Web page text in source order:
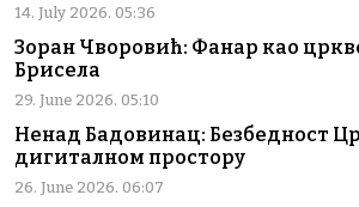
14. July 2026. 05:36
Зоран Чворовић: Фанар као
Брисела
29. June 2026. 05:10
Ненад Бадовинац: Безбедност
дигиталном простору
26. June 2026. 06:07